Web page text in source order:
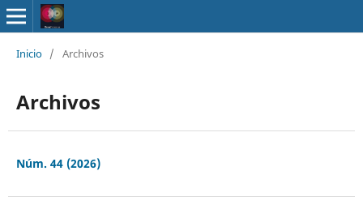
Inicio / Archivos
Archivos
Núm. 44 (2026)